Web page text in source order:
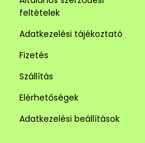
feltételek
Adatkezelési tájékoztató
Fizetés
Szállítás
Elérhetőségek
Adatkezelési beállítások